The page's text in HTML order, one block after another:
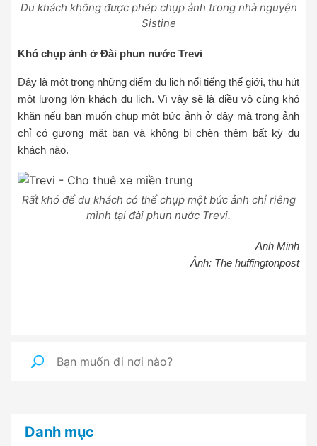
Du khách không được phép chụp ảnh trong nhà nguyện
Sistine
Khó chụp ảnh ở Đài phun nước Trevi
Đây là một trong những điểm du lịch nổi tiếng thế giới, thu hút
một lượng lớn khách du lịch. Vì vậy sẽ là điều vô cùng khó
khăn nếu bạn muốn chụp một bức ảnh ở đây mà trong ảnh
chỉ có gương mặt bạn và không bị chèn thêm bất kỳ du
khách nào.
Rất khó để du khách có thể chụp một bức ảnh chỉ riêng
mình tại đài phun nước Trevi.
Anh Minh
Ảnh: The huffingtonpost
Danh mục